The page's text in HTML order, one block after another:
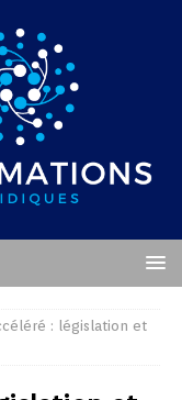
: législation et